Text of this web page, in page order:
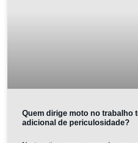
Quem dirige moto no trabalho
adicional de periculosidade?